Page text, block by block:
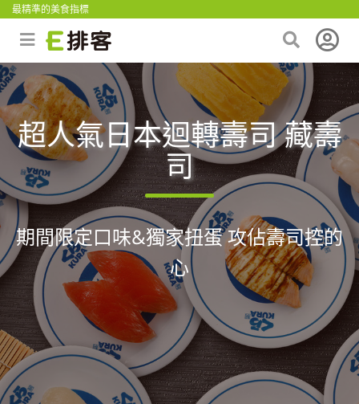
最精準的美食指標
超人氣日本迴轉壽司 藏壽
司
期間限定口味&獨家扭蛋 攻佔壽司控的
心